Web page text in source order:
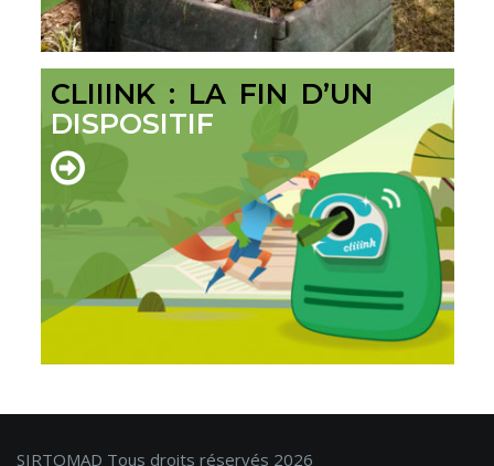
CLIIINK : LA FIN D’UN
DISPOSITIF
SIRTOMAD Tous droits réservés 2026